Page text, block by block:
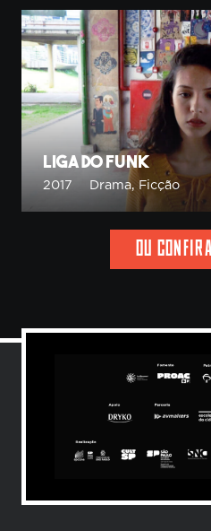
Liga do Funk
2017 Drama , Ficção
OU